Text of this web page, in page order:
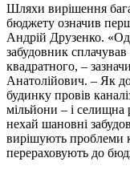
Шляхи вирішення
бюджету означив
Андрій Друзенко.
забудовник
квадратного, –
Анатолійович. – Як
будинку провів
мільйони – і
нехай шановні
вирішують проблеми
перераховують до